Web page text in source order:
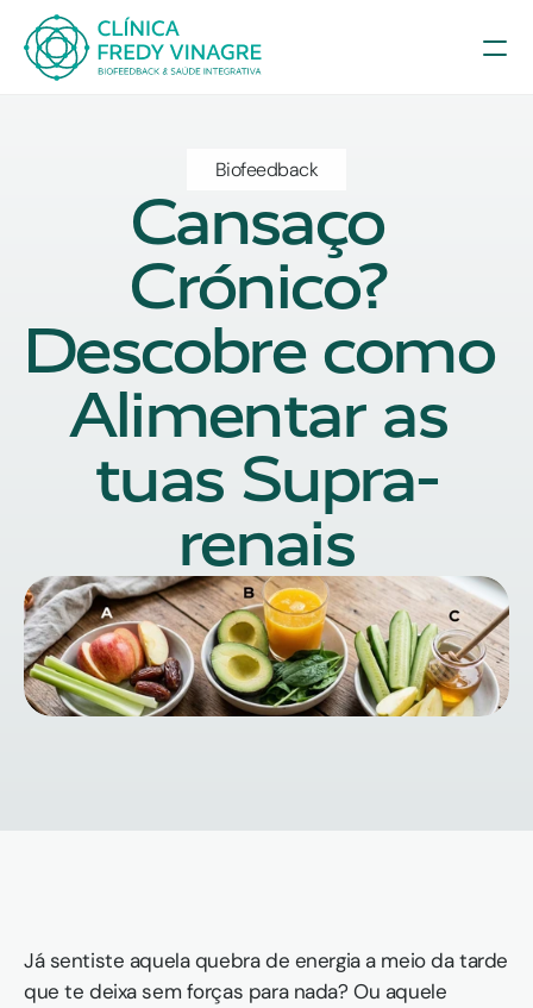
Biofeedback
Cansaço
Crónico?
Descobre como
Alimentar as
tuas Supra-
renais
Já sentiste aquela quebra de energia a meio da tarde
que te deixa sem forças para nada? Ou aquele